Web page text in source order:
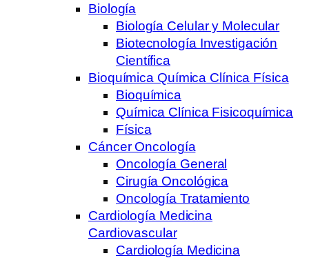
Biología
Biología Celular y Molecular
Biotecnología Investigación
Científica
Bioquímica Química Clínica Física
Bioquímica
Química Clínica Fisicoquímica
Física
Cáncer Oncología
Oncología General
Cirugía Oncológica
Oncología Tratamiento
Cardiología Medicina
Cardiovascular
Cardiología Medicina